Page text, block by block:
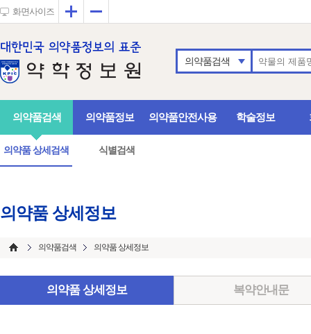
화면사이즈 확대
의약품검색
의약품검색
의약품 상세검색 식별검색
의약품정보 의약품안전사용 학술정보
의약품 상세정보
의약품검색 의약품 상세정보
의약품 상세정보 복약안내문